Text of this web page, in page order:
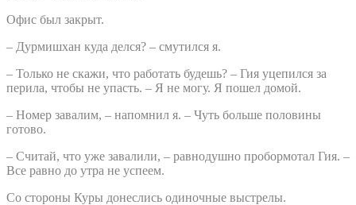
Офис был закрыт.
– Дурмишхан куда делся? – смутился я.
– Только не скажи, что работать будешь? – Гия уцепился за
перила, чтобы не упасть. – Я не могу. Я пошел домой.
– Номер завалим, – напомнил я. – Чуть больше половины
готово.
– Считай, что уже завалили, – равнодушно пробормотал Гия. –
Все равно до утра не успеем.
Со стороны Куры донеслись одиночные выстрелы.